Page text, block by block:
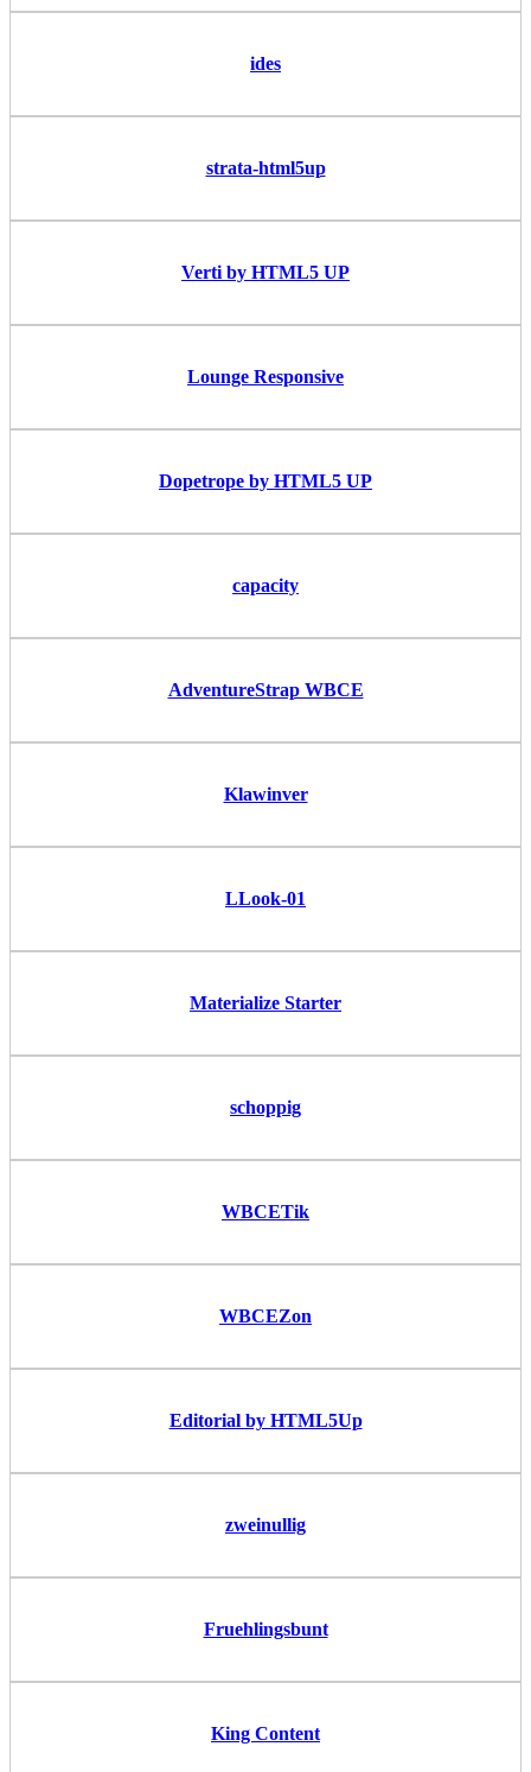
ides
strata-html5up
Verti by HTML5 UP
Lounge Responsive
Dopetrope by HTML5 UP
capacity
AdventureStrap WBCE
Klawinver
LLook-01
Materialize Starter
schoppig
WBCETik
WBCEZon
Editorial by HTML5Up
zweinullig
Fruehlingsbunt
King Content